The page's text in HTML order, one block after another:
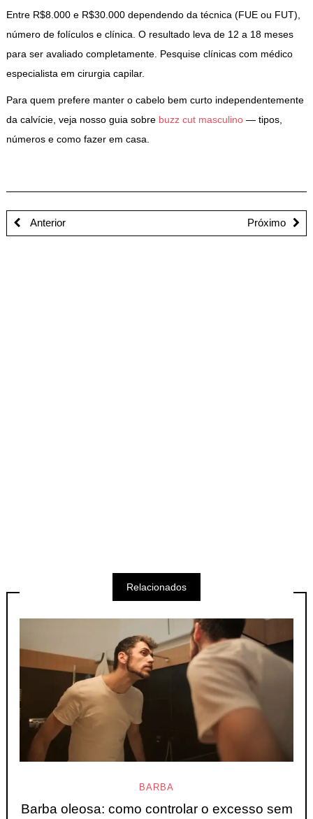
Entre R$8.000 e R$30.000 dependendo da técnica (FUE ou FUT),
número de folículos e clínica. O resultado leva de 12 a 18 meses
para ser avaliado completamente. Pesquise clínicas com médico
especialista em cirurgia capilar.
Para quem prefere manter o cabelo bem curto independentemente
da calvície, veja nosso guia sobre buzz cut masculino— tipos,
números e como fazer em casa.
Anterior Próximo
Relacionados
BARBA
Barba oleosa: como controlar o excesso sem